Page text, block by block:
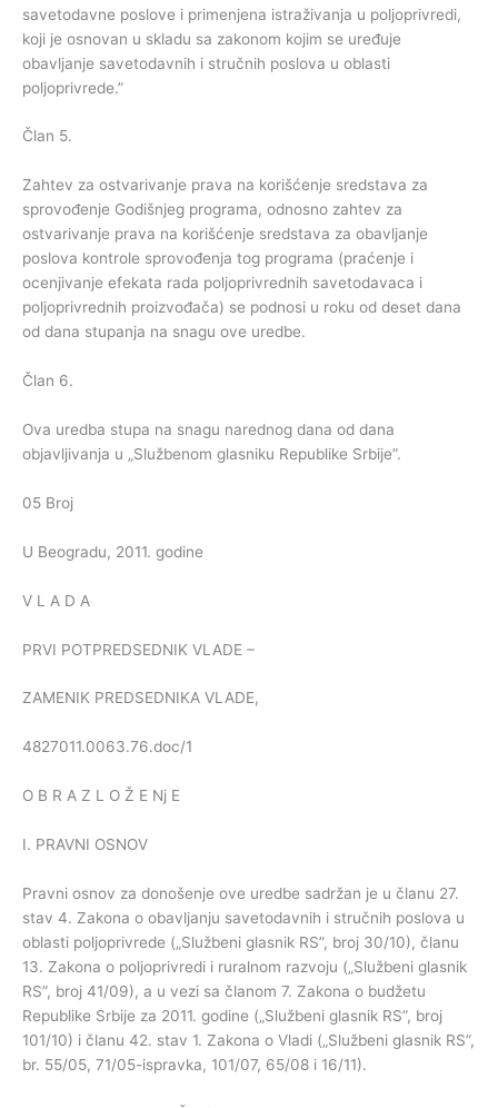
savetodavne poslove i primenjena istraživanja u poljoprivredi,
koji je osnovan u skladu sa zakonom kojim se uređuje
obavljanje savetodavnih i stručnih poslova u oblasti
poljoprivrede.”
Član 5.
Zahtev za ostvarivanje prava na korišćenje sredstava za
sprovođenje Godišnjeg programa, odnosno zahtev za
ostvarivanje prava na korišćenje sredstava za obavljanje
poslova kontrole sprovođenja tog programa (praćenje i
ocenjivanje efekata rada poljoprivrednih savetodavaca i
poljoprivrednih proizvođača) se podnosi u roku od deset dana
od dana stupanja na snagu ove uredbe.
Član 6.
Ova uredba stupa na snagu narednog dana od dana
objavljivanja u „Službenom glasniku Republike Srbije”.
05 Broj
U Beogradu, 2011. godine
V L A D A
PRVI POTPREDSEDNIK VLADE –
ZAMENIK PREDSEDNIKA VLADE,
4827011.0063.76.doc/1
O B R A Z L O Ž E Nj E
I. PRAVNI OSNOV
Pravni osnov za donošenje ove uredbe sadržan je u članu 27.
stav 4. Zakona o obavljanju savetodavnih i stručnih poslova u
oblasti poljoprivrede („Službeni glasnik RS”, broj 30/10), članu
13. Zakona o poljoprivredi i ruralnom razvoju („Službeni glasnik
RS”, broj 41/09), a u vezi sa članom 7. Zakona o budžetu
Republike Srbije za 2011. godine („Službeni glasnik RS”, broj
101/10) i članu 42. stav 1. Zakona o Vladi („Službeni glasnik RS”,
br. 55/05, 71/05-ispravka, 101/07, 65/08 i 16/11).